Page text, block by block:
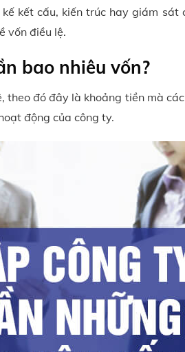
kết cấu, kiến trúc hay giám sát
vốn điều lệ.
bao nhiêu vốn?
đó đây là khoảng tiền mà
động của công ty.